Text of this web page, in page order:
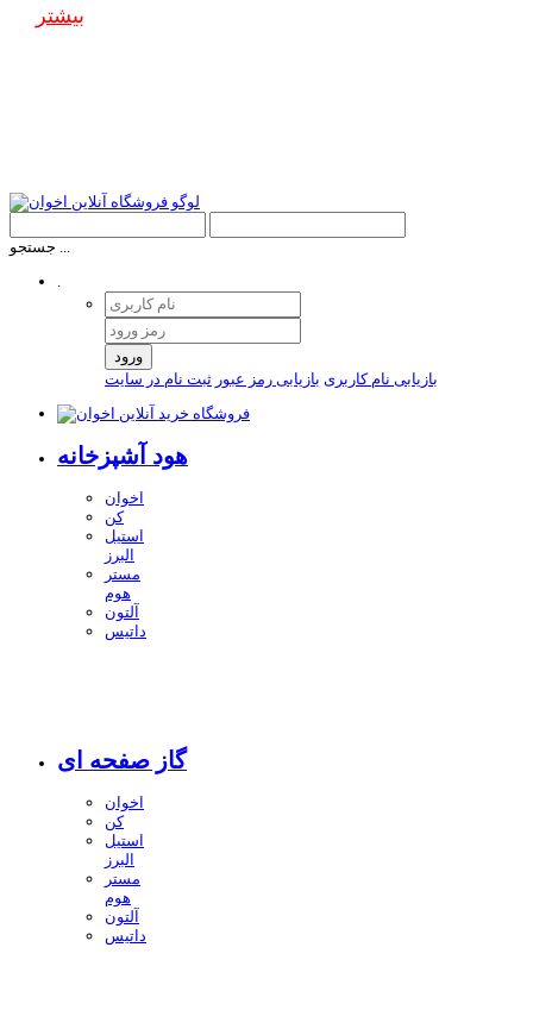
جستجو ...
.
ورود
بازیابی نام کاربری بازیابی رمز عبور ثبت نام در سایت
هود آشپزخانه
اخوان
کن
استیل
البرز
مستر
هوم
آلتون
داتیس
گاز صفحه ای
اخوان
کن
استیل
البرز
مستر
هوم
آلتون
داتیس
بیشتر